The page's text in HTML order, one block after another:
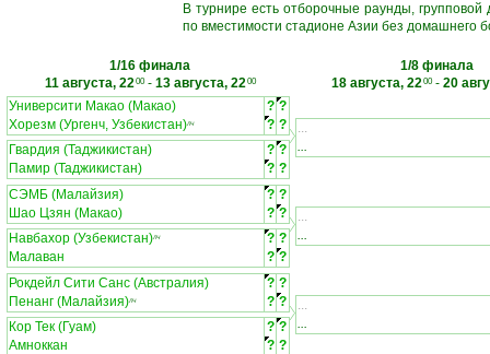
В турнире есть отборочные раунды,
по вместимости стадионе Азии без домашнего
1/16 финала
11 августа, 2200- 13 августа, 2200
1/8 финала
18 августа, 2200- 20
Университи Макао (Макао)
? ?
Хорезм (Ургенч, Узбекистан)ЛЧ ? ?
Гвардия (Таджикистан)
? ?
Памир (Таджикистан)
? ?
...
...
СЭМБ (Малайзия) ? ?
Шао Цзян (Макао)
? ?
Навбахор (Узбекистан)ЛЧ ? ?
Малаван
? ?
...
...
Рокдейл Сити Санс (Австралия) ? ?
Пенанг (Малайзия)ЛЧ ? ?
Кор Тек (Гуам)
? ?
Амноккан
? ?
...
...